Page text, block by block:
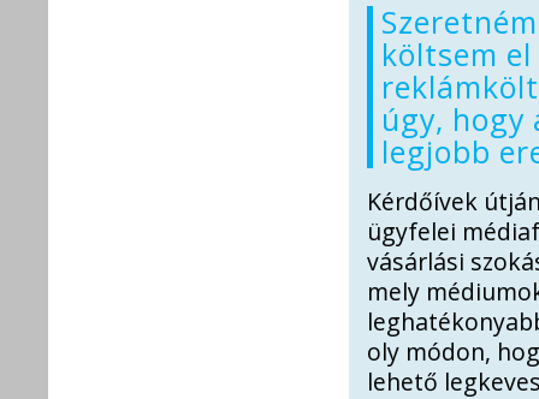
költsem el
úgy, hogy
legjobb
Kérdőívek
ügyfelei
vásárlási
mely
oly módon,
lehető